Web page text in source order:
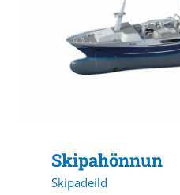
Skipahönnun
Skipadeild